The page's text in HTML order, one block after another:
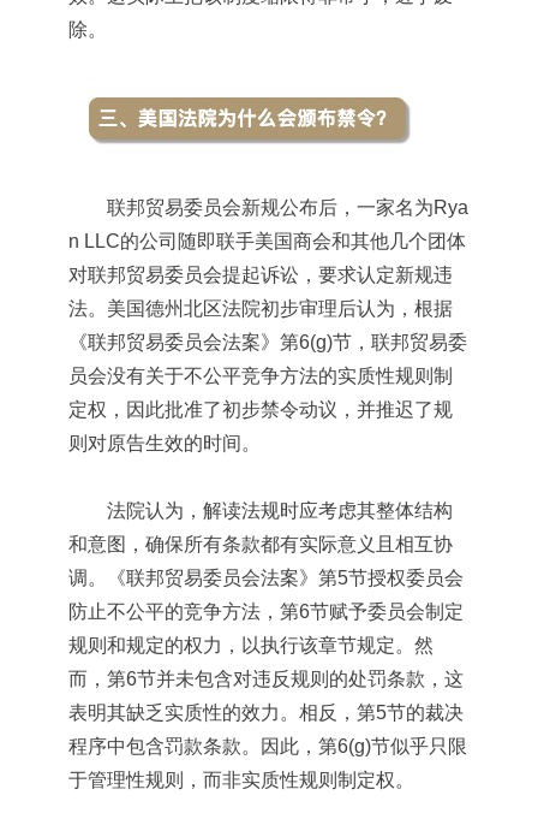
除。
联邦贸易委员会新规公布后，一家名为Rya
n LLC的公司随即联手美国商会和其他几个团体
对联邦贸易委员会提起诉讼，要求认定新规违
法。美国德州北区法院初步审理后认为，根据
《联邦贸易委员会法案》第6(g)节，联邦贸易委
员会没有关于不公平竞争方法的实质性规则制
定权，因此批准了初步禁令动议，并推迟了规
则对原告生效的时间。
法院认为，解读法规时应考虑其整体结构
和意图，确保所有条款都有实际意义且相互协
调。《联邦贸易委员会法案》第5节授权委员会
防止不公平的竞争方法，第6节赋予委员会制定
规则和规定的权力，以执行该章节规定。然
而，第6节并未包含对违反规则的处罚条款，这
表明其缺乏实质性的效力。相反，第5节的裁决
程序中包含罚款条款。因此，第6(g)节似乎只限
于管理性规则，而非实质性规则制定权。